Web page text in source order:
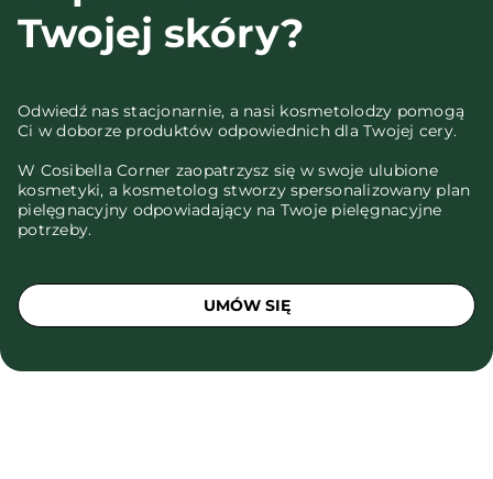
Twojej skóry?
Odwiedź nas stacjonarnie, a nasi kosmetolodzy pomogą
Ci w doborze produktów odpowiednich dla Twojej cery.
W Cosibella Corner zaopatrzysz się w swoje ulubione
kosmetyki, a kosmetolog stworzy spersonalizowany plan
pielęgnacyjny odpowiadający na Twoje pielęgnacyjne
potrzeby.
UMÓW SIĘ